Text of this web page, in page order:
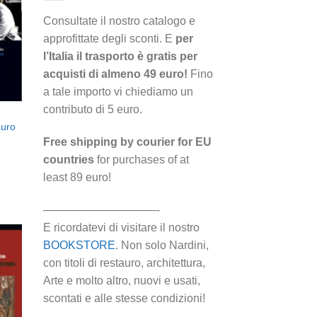
Consultate il nostro catalogo e
approfittate degli sconti. E per
l’Italia il trasporto è gratis per
acquisti di almeno 49 euro! Fino
a tale importo vi chiediamo un
contributo di 5 euro.
Free shipping by courier for EU
countries for purchases of at
least 89 euro!
——————————-
E ricordatevi di visitare il nostro
BOOKSTORE. Non solo Nardini,
con titoli di restauro, architettura,
Arte e molto altro, nuovi e usati,
scontati e alle stesse condizioni!